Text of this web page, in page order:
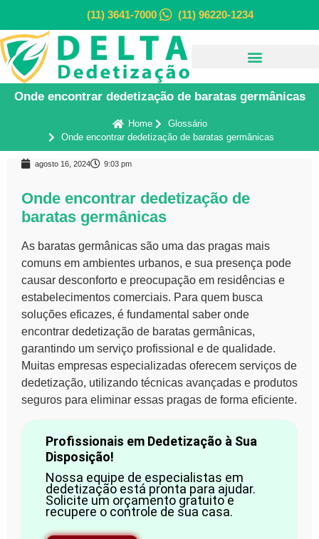
(11) 3641-7000 (11) 96220-1234
Onde encontrar dedetização de baratas germânicas
Home
Glossário
Onde encontrar dedetização de baratas germânicas
agosto 16, 2024 9:03 pm
Onde encontrar dedetização de
baratas germânicas
As baratas germânicas são uma das pragas mais
comuns em ambientes urbanos, e sua presença pode
causar desconforto e preocupação em residências e
estabelecimentos comerciais. Para quem busca
soluções eficazes, é fundamental saber onde
encontrar dedetização de baratas germânicas,
garantindo um serviço profissional e de qualidade.
Muitas empresas especializadas oferecem serviços de
dedetização, utilizando técnicas avançadas e produtos
seguros para eliminar essas pragas de forma eficiente.
Profissionais em Dedetização à Sua
Disposição!
Nossa equipe de especialistas em
dedetização está pronta para ajudar.
Solicite um orçamento gratuito e
recupere o controle de sua casa.